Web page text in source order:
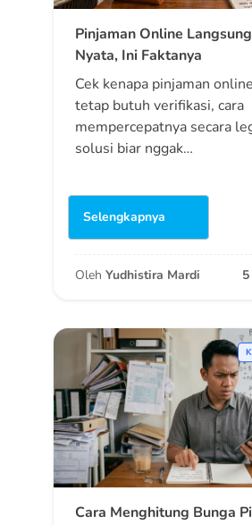
Pinjaman Online
Nyata, Ini Faktanya
Cek kenapa pinjaman
tetap butuh verifikasi, cara
mempercepatnya secara
solusi biar nggak…
Selengkapnya
Oleh Yudhistira Mardi
Cara Menghitung Bunga